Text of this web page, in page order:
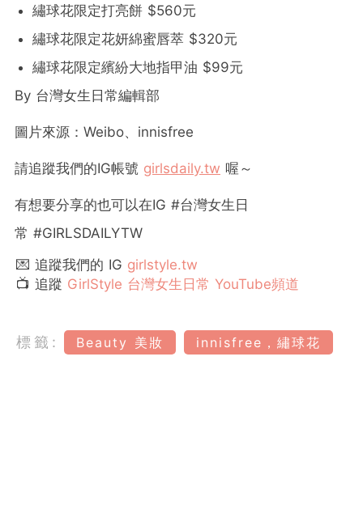
繡球花限定打亮餅 $560元
繡球花限定花妍綿蜜唇萃 $320元
繡球花限定繽紛大地指甲油 $99元
By 台灣女生日常編輯部
圖片來源：Weibo、innisfree
請追蹤我們的IG帳號 girlsdaily.tw 喔～
有想要分享的也可以在IG #台灣女生日
常 #GIRLSDAILYTW
💌 追蹤我們的 IG girlstyle.tw
📺 追蹤 GirlStyle 台灣女生日常 YouTube頻道
標籤: Beauty 美妝 innisfree，繡球花